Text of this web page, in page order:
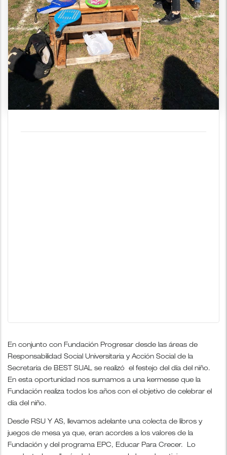
En conjunto con Fundación Progresar desde las áreas de
Responsabilidad Social Universitaria y Acción Social de la
Secretaria de BEST SUAL se realizó el festejo del día del niño.
En esta oportunidad nos sumamos a una kermesse que la
Fundación realiza todos los años con el objetivo de celebrar el
día del niño.
Desde RSU Y AS, llevamos adelante una colecta de libros y
juegos de mesa ya que, eran acordes a los valores de la
Fundación y del programa EPC, Educar Para Crecer. Lo